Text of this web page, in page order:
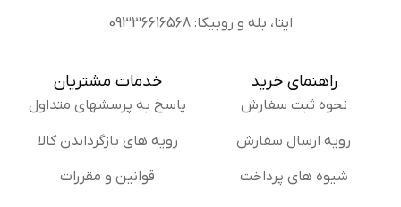
ایتا، بله و روبیکا: 09336616568
راهنمای خرید
نحوه ثبت سفارش
رویه ارسال سفارش
شیوه های پرداخت
خدمات مشتریان
پاسخ به پرسشهای متداول
رویه های بازگرداندن کالا
قوانین و مقررات